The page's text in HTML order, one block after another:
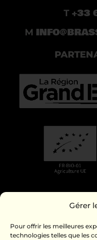
Gérer
Pour offrir les meilleures
technologies telles que les
T +33
M
LA